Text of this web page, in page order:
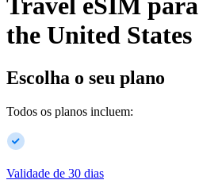
Travel eSIM para
the United States
Escolha o seu plano
Todos os planos incluem:
Validade de 30 dias